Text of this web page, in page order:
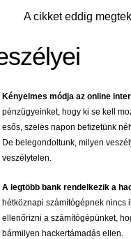
A cikket eddig
Kényelmes módja az online
pénzügyeinket, hogy ki se kell
esős, szeles napon befizetünk
De belegondoltunk, milyen
veszélytelen.
A legtöbb bank rendelkezik a
hétköznapi számítógépnek nincs
ellenőrizni a számítógépünket,
bármilyen hackertámadás ellen.